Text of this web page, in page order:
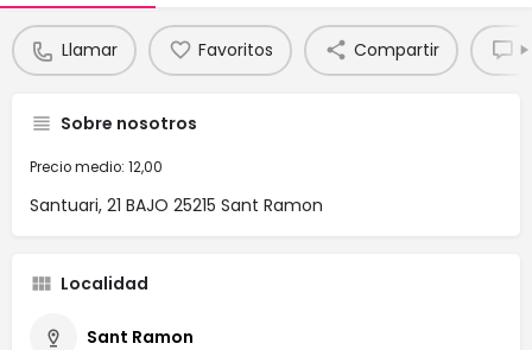
Llamar Favoritos Compartir
Sobre nosotros
Precio medio: 12,00
Santuari, 21 BAJO 25215 Sant Ramon
Localidad
Sant Ramon